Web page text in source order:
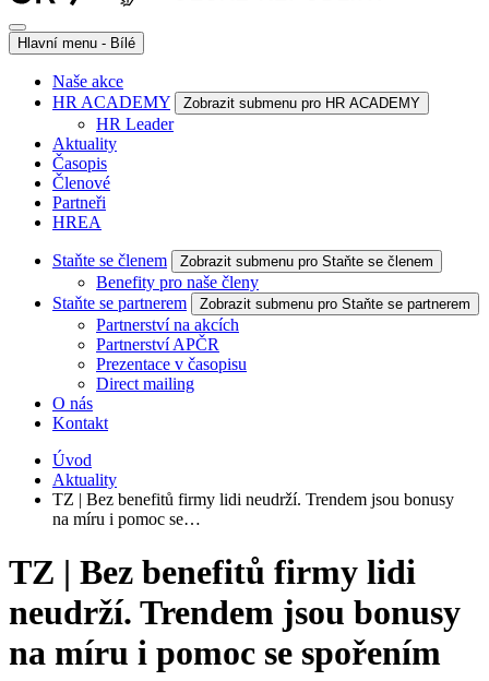
Hlavní menu - Bílé
Naše akce
HR ACADEMY
Zobrazit submenu pro HR ACADEMY
HR Leader
Aktuality
Časopis
Členové
Partneři
HREA
Staňte se členem Zobrazit submenu pro Staňte se členem
Benefity pro naše členy
Staňte se partnerem
Zobrazit submenu pro Staňte se partnerem
Partnerství na akcích
Partnerství APČR
Prezentace v časopisu
Direct mailing
O nás
Kontakt
Úvod
Aktuality
TZ | Bez benefitů firmy lidi neudrží. Trendem jsou bonusy
na míru i pomoc se…
TZ | Bez benefitů firmy lidi
neudrží. Trendem jsou bonusy
na míru i pomoc se spořením